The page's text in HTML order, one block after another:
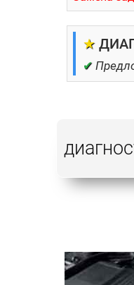
★
✔